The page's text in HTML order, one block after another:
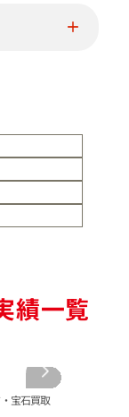
績一覧
宝石買取